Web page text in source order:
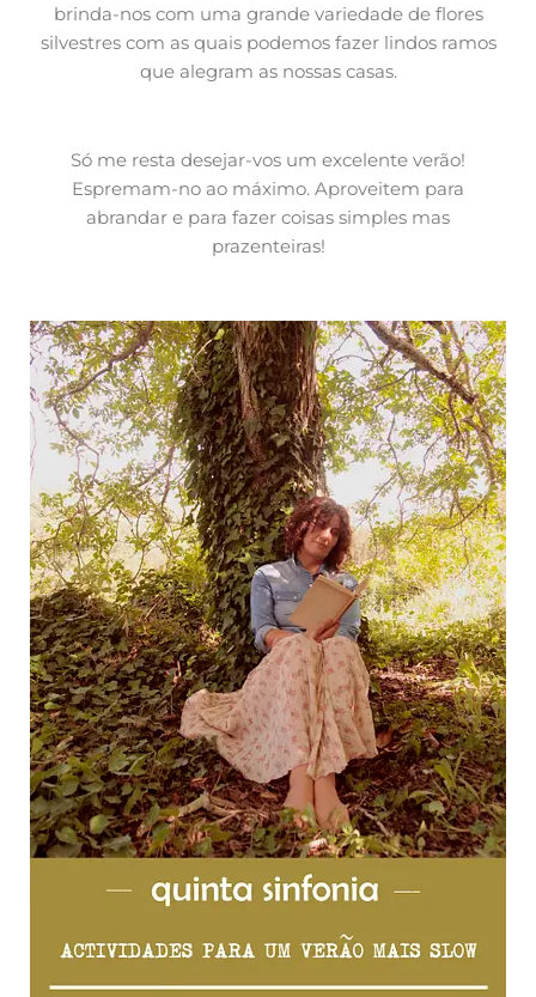
brinda-nos com uma grande variedade de flores
silvestres com as quais podemos fazer lindos ramos
que alegram as nossas casas.
Só me resta desejar-vos um excelente verão!
Espremam-no ao máximo. Aproveitem para
abrandar e para fazer coisas simples mas
prazenteiras!